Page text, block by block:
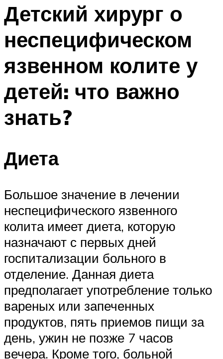
Детский хирург о
неспецифическом
язвенном колите у
детей: что важно
знать?
Диета
Большое значение в лечении
неспецифического язвенного
колита имеет диета, которую
назначают с первых дней
госпитализации больного в
отделение. Данная диета
предполагает употребление только
вареных или запеченных
продуктов, пять приемов пищи за
день, ужин не позже 7 часов
вечера. Кроме того, больной